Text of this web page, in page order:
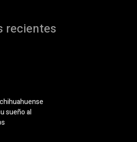
recientes
sueño al